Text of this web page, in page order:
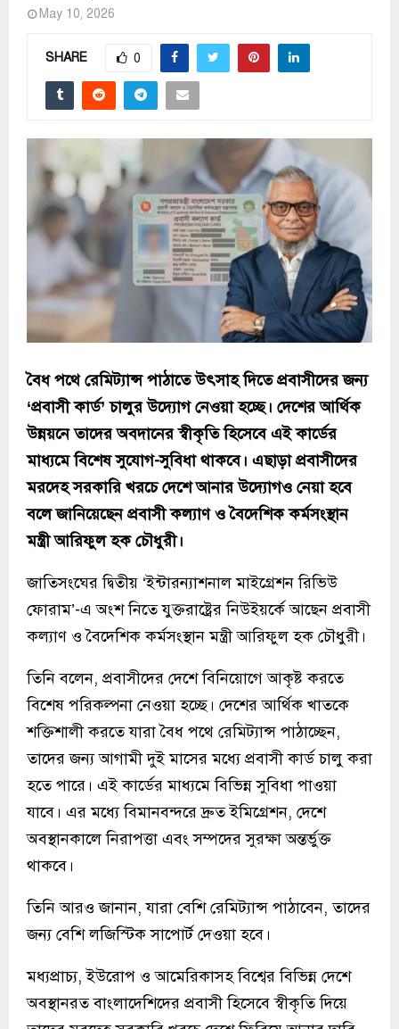
May 10, 2026
SHARE 0
বৈধ পথে রেমিট্যান্স পাঠাতে উৎসাহ দিতে প্রবাসীদের জন্য
‘প্রবাসী কার্ড’ চালুর উদ্যোগ নেওয়া হচ্ছে। দেশের আর্থিক
উন্নয়নে তাদের অবদানের স্বীকৃতি হিসেবে এই কার্ডের
মাধ্যমে বিশেষ সুযোগ-সুবিধা থাকবে। এছাড়া প্রবাসীদের
মরদেহ সরকারি খরচে দেশে আনার উদ্যোগও নেয়া হবে
বলে জানিয়েছেন প্রবাসী কল্যাণ ও বৈদেশিক কর্মসংস্থান
মন্ত্রী আরিফুল হক চৌধুরী।
জাতিসংঘের দ্বিতীয় ‘ইন্টারন্যাশনাল মাইগ্রেশন রিভিউ
ফোরাম’-এ অংশ নিতে যুক্তরাষ্ট্রের নিউইয়র্কে আছেন প্রবাসী
কল্যাণ ও বৈদেশিক কর্মসংস্থান মন্ত্রী আরিফুল হক চৌধুরী।
তিনি বলেন, প্রবাসীদের দেশে বিনিয়োগে আকৃষ্ট করতে
বিশেষ পরিকল্পনা নেওয়া হচ্ছে। দেশের আর্থিক খাতকে
শক্তিশালী করতে যারা বৈধ পথে রেমিট্যান্স পাঠাচ্ছেন,
তাদের জন্য আগামী দুই মাসের মধ্যে প্রবাসী কার্ড চালু করা
হতে পারে। এই কার্ডের মাধ্যমে বিভিন্ন সুবিধা পাওয়া
যাবে। এর মধ্যে বিমানবন্দরে দ্রুত ইমিগ্রেশন, দেশে
অবস্থানকালে নিরাপত্তা এবং সম্পদের সুরক্ষা অন্তর্ভুক্ত
থাকবে।
তিনি আরও জানান, যারা বেশি রেমিট্যান্স পাঠাবেন, তাদের
জন্য বেশি লজিস্টিক সাপোর্ট দেওয়া হবে।
মধ্যপ্রাচ্য, ইউরোপ ও আমেরিকাসহ বিশ্বের বিভিন্ন দেশে
অবস্থানরত বাংলাদেশিদের প্রবাসী হিসেবে স্বীকৃতি দিয়ে